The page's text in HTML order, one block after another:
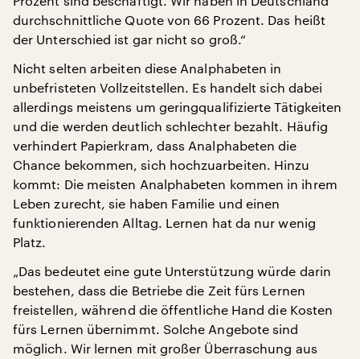
durchschnittliche Quote von 66 Prozent. Das heißt
der Unterschied ist gar nicht so groß.“
Nicht selten arbeiten diese Analphabeten in
unbefristeten Vollzeitstellen. Es handelt sich dabei
allerdings meistens um geringqualifizierte Tätigkeiten
und die werden deutlich schlechter bezahlt. Häufig
verhindert Papierkram, dass Analphabeten die
Chance bekommen, sich hochzuarbeiten. Hinzu
kommt: Die meisten Analphabeten kommen in ihrem
Leben zurecht, sie haben Familie und einen
funktionierenden Alltag. Lernen hat da nur wenig
Platz.
„Das bedeutet eine gute Unterstützung würde darin
bestehen, dass die Betriebe die Zeit fürs Lernen
freistellen, während die öffentliche Hand die Kosten
fürs Lernen übernimmt. Solche Angebote sind
möglich. Wir lernen mit großer Überraschung aus